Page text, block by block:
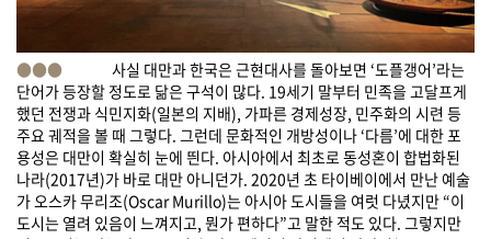
●●● 사실 대만과 한국은 근현대사를 돌아보면 ‘도플갱어’라는
단어가 등장할 정도로 닮은 구석이 많다. 19세기 말부터 민족을 고달프게
했던 전쟁과 식민지화(일본의 지배), 가파른 경제성장, 민주화의 시련 등
주요 궤적을 볼 때 그렇다. 그런데 문화적인 개방성이나 ‘다름’에 대한 포
용성은 대만이 확실히 눈에 띈다. 아시아에서 최초로 동성혼이 합법화된
나라(2017년)가 바로 대만 아니던가. 2020년 초 타이베이에서 만난 예술
가 오스카 무리조(Oscar Murillo)는 아시아 도시들을 여럿 다녔지만 “이
도시는 열려 있음이 느껴지고, 뭔가 편하다”고 말한 적도 있다. 그렇지만